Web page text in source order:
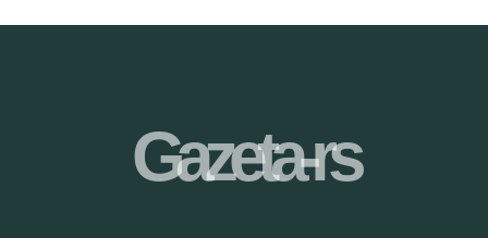
Gazeta-rs